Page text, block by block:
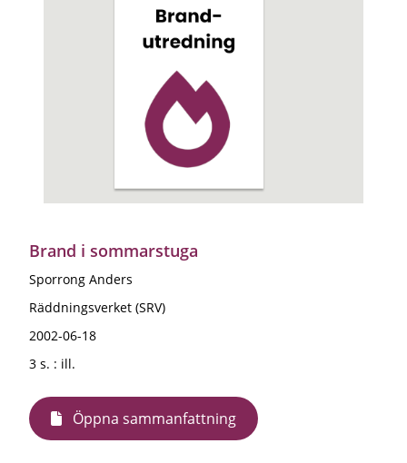
Brand i sommarstuga
Sporrong Anders
Räddningsverket (SRV)
2002-06-18
3 s. : ill.
Öppna sammanfattning